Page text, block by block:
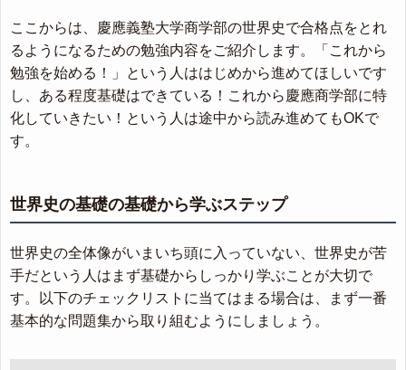
ここからは、慶應義塾大学商学部の世界史で合格点をとれ
るようになるための勉強内容をご紹介します。「これから
勉強を始める！」という人ははじめから進めてほしいです
し、ある程度基礎はできている！これから慶應商学部に特
化していきたい！という人は途中から読み進めてもOKで
す。
世界史の基礎の基礎から学ぶステップ
世界史の全体像がいまいち頭に入っていない、世界史が苦
手だという人はまず基礎からしっかり学ぶことが大切で
す。以下のチェックリストに当てはまる場合は、まず一番
基本的な問題集から取り組むようにしましょう。